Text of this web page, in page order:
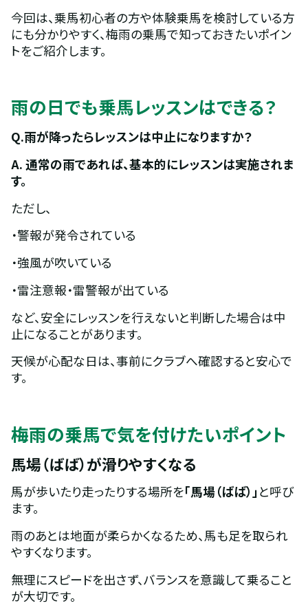
今回は、乗馬初心者の方や体験乗馬を検討している方
にも分かりやすく、梅雨の乗馬で知っておきたいポイン
トをご紹介します。
雨の日でも乗馬レッスンはできる？
Q.雨が降ったらレッスンは中止になりますか？
A. 通常の雨であれば、基本的にレッスンは実施されま
す。
ただし、
・警報が発令されている
・強風が吹いている
・雷注意報・雷警報が出ている
など、安全にレッスンを行えないと判断した場合は中
止になることがあります。
天候が心配な日は、事前にクラブへ確認すると安心で
す。
梅雨の乗馬で気を付けたいポイント
馬場（ばば）が滑りやすくなる
馬が歩いたり走ったりする場所を「馬場（ばば）」と呼び
ます。
雨のあとは地面が柔らかくなるため、馬も足を取られ
やすくなります。
無理にスピードを出さず、バランスを意識して乗ること
が大切です。